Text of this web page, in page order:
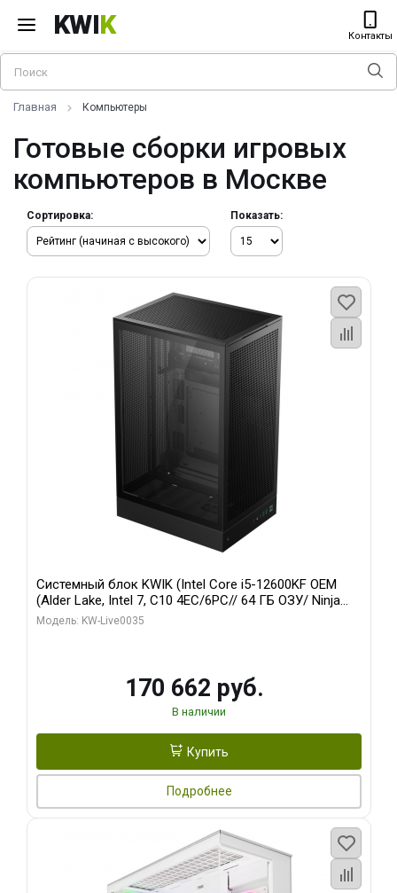
KWIK Контакты
Главная Компьютеры
Готовые сборки игровых
компьютеров в Москве
Сортировка: Показать:
Системный блок KWIK (Intel Core i5-12600KF OEM
(Alder Lake, Intel 7, C10 4EC/6PC// 64 ГБ ОЗУ/ Ninja
Sinotex GTX1650 4GB 128bit GDDR6 DVI DP HDMI 2/
Модель: KW-Live0035
170 662 руб.
В наличии
Купить
Подробнее